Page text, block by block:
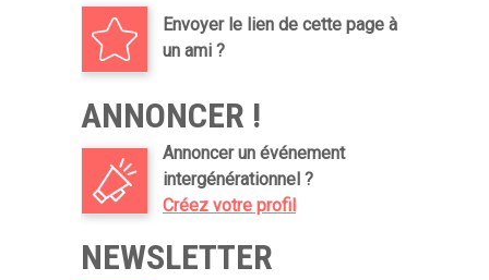
Envoyer le lien de cette page à
un ami ?
ANNONCER !
Annoncer un événement
intergénérationnel ?
Créez votre profil
NEWSLETTER